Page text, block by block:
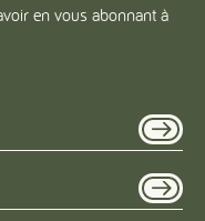
en vous abonnant à